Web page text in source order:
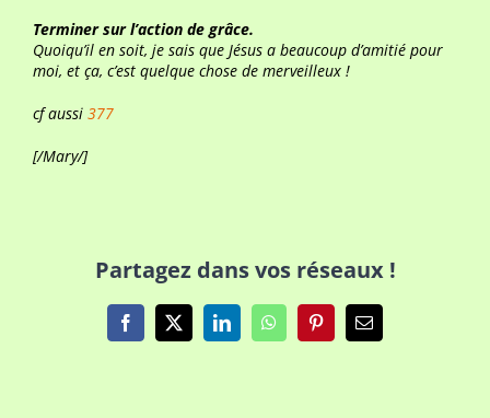
Terminer sur l’action de grâce.
Quoiqu’il en soit, je sais que Jésus a beaucoup d’amitié pour
moi, et ça, c’est quelque chose de merveilleux !
cf aussi 377
[/Mary/]
Partagez dans vos réseaux !
Facebook
X LinkedInWhatsAppPinterestEmail